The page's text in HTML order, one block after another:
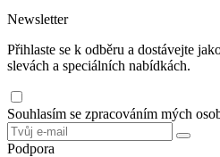
Newsletter
Přihlaste se k odběru a dostávejte
slevách a speciálních nabídkách.
Souhlasím se zpracováním mých
Podpora